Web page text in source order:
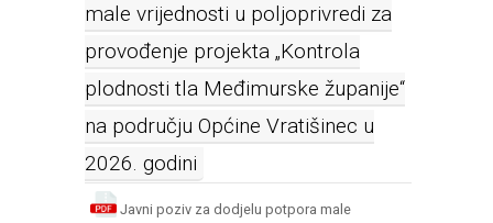
male vrijednosti u poljoprivredi za
provođenje projekta „Kontrola
plodnosti tla Međimurske županije“
na području Općine Vratišinec u
2026. godini
Javni poziv za dodjelu potpora male